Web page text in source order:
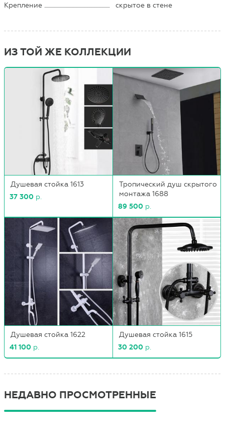
Крепление
скрытое в стене
ИЗ ТОЙ ЖЕ КОЛЛЕКЦИИ
Душевая стойка 1613
37 300 р.
Тропический душ скрытого
монтажа 1688
89 500 р.
Душевая стойка 1622
41 100 р.
Душевая стойка 1615
30 200 р.
НЕДАВНО ПРОСМОТРЕННЫЕ